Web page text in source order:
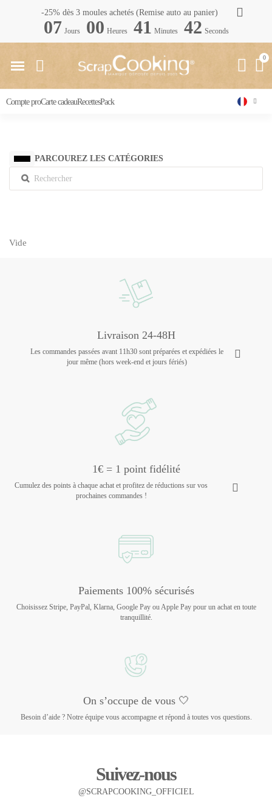
-25% dès 3 moules achetés (Remise auto au panier)
07 Jours 00 Heures 41 Minutes 42 Seconds
Compte proCarte cadeauRecettesPack
PARCOUREZ LES CATÉGORIES
Vide
Livraison 24-48H
Les commandes passées avant 11h30 sont préparées et expédiées le
jour même (hors week-end et jours fériés)
1€ = 1 point fidélité
Cumulez des points à chaque achat et profitez de réductions sur vos
prochaines commandes !
Paiements 100% sécurisés
Choisissez Stripe, PayPal, Klarna, Google Pay ou Apple Pay pour un achat en toute
tranquillité.
On s’occupe de vous 🤍
Besoin d’aide ? Notre équipe vous accompagne et répond à toutes vos questions.
Suivez-nous
@SCRAPCOOKING_OFFICIEL